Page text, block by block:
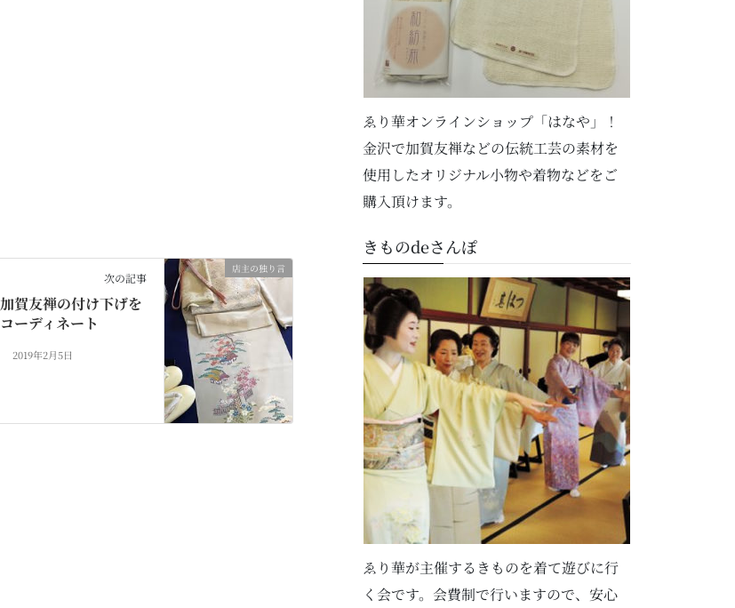
店主の独り言
次の記事
加賀友禅の付け下げを
コーディネート
2019年2月5日
ゑり華オンラインショップ「はなや」！
金沢で加賀友禅などの伝統工芸の素材を
使用したオリジナル小物や着物などをご
購入頂けます。
きものdeさんぽ
ゑり華が主催するきものを着て遊びに行
く会です。会費制で行いますので、安心